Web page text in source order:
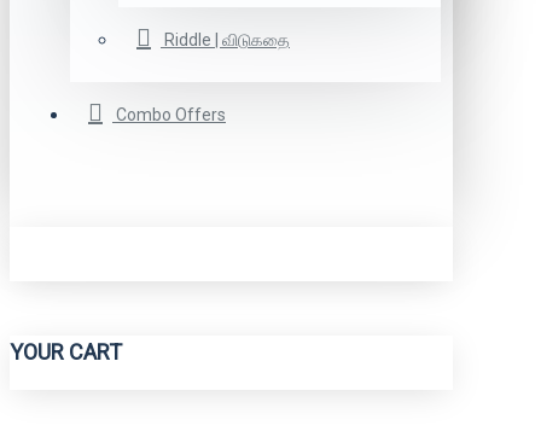
Riddle | விடுகதை
Combo Offers
YOUR CART